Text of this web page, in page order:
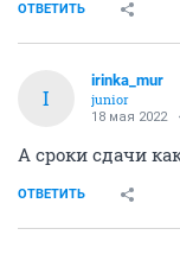
ОТВЕТИТЬ
I
irinka_mur
junior
18 мая 2022
А сроки сдачи
ОТВЕТИТЬ